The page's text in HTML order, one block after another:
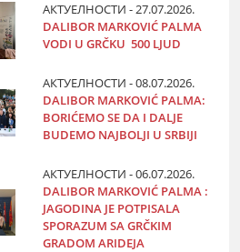
АКТУЕЛНОСТИ - 27.07.2026.
DALIBOR MARKOVIĆ PALMA
VODI U GRČKU 500 LJUD
АКТУЕЛНОСТИ - 08.07.2026.
DALIBOR MARKOVIĆ PALMA:
BORIĆEMO SE DA I DALJE
BUDEMO NAJBOLJI U SRBIJI
АКТУЕЛНОСТИ - 06.07.2026.
DALIBOR MARKOVIĆ PALMA :
JAGODINA JE POTPISALA
SPORAZUM SA GRČKIM
GRADOM ARIDEJA